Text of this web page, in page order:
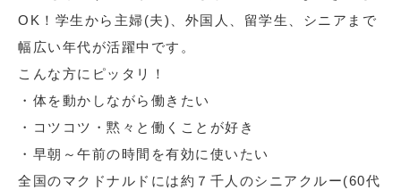
OK！学生から主婦(夫)、外国人、留学生、シニアまで
幅広い年代が活躍中です。
こんな方にピッタリ！
・体を動かしながら働きたい
・コツコツ・黙々と働くことが好き
・早朝～午前の時間を有効に使いたい
全国のマクドナルドには約７千人のシニアクルー(60代